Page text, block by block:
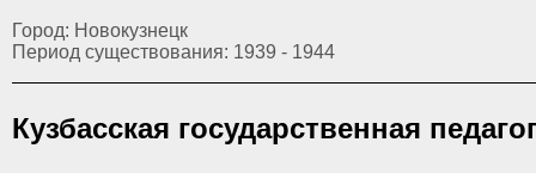
Город: Новокузнецк
Период существования: 1939 - 1944
Кузбасская государственная